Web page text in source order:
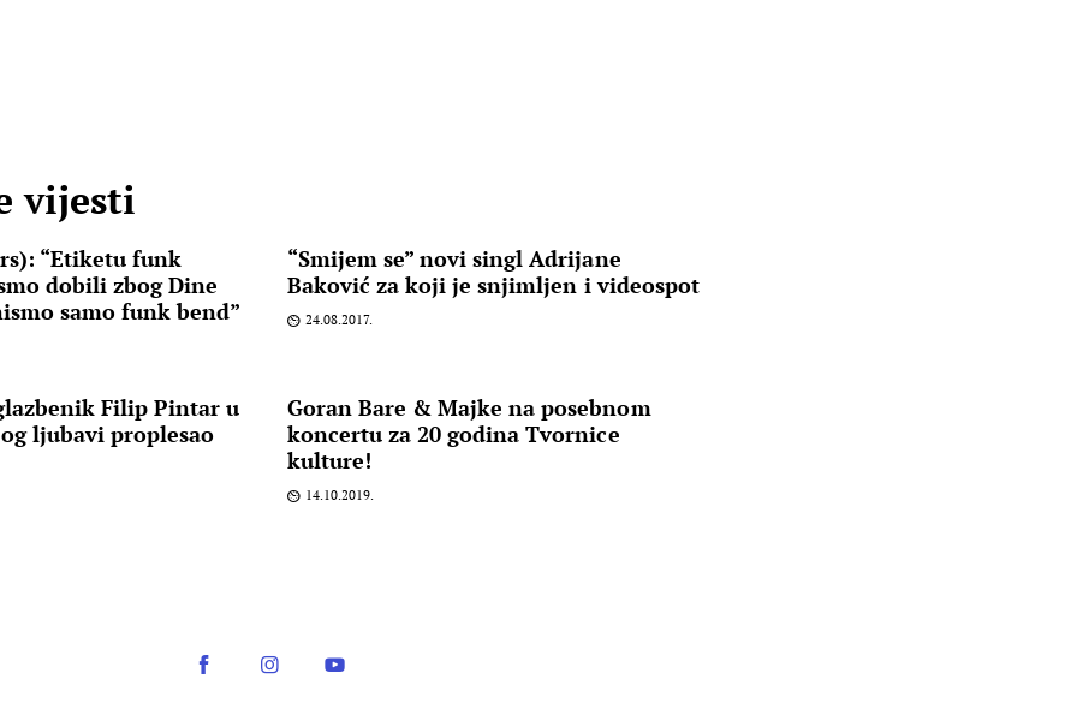
vijesti
“Etiketu funk
dobili zbog Dine
samo funk bend”
“Smijem se” novi singl Adrijane
Baković za koji je snjimljen i videospot
24.08.2017.
Filip Pintar u
ljubavi proplesao
Goran Bare & Majke na posebnom
koncertu za 20 godina Tvornice
kulture!
14.10.2019.